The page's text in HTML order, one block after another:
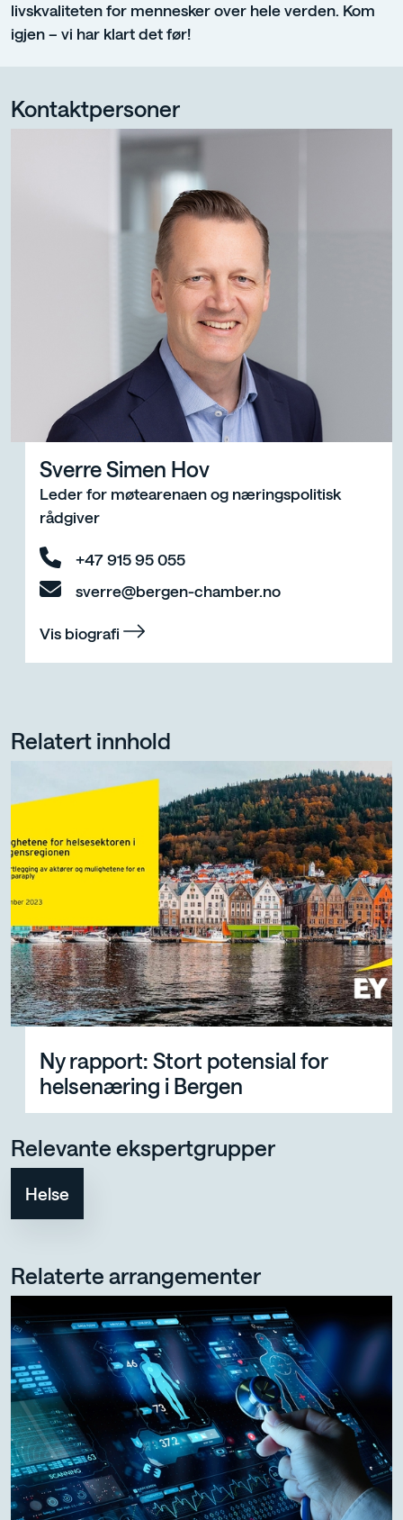
livskvaliteten for mennesker over hele verden. Kom
igjen – vi har klart det før!
Kontaktpersoner
Sverre Simen Hov
Leder for møtearenaen og næringspolitisk
rådgiver
+47 915 95 055
sverre@bergen-chamber.no
Vis biografi
Relatert innhold
Ny rapport: Stort potensial for
helsenæring i Bergen
Relevante ekspertgrupper
Helse
Relaterte arrangementer